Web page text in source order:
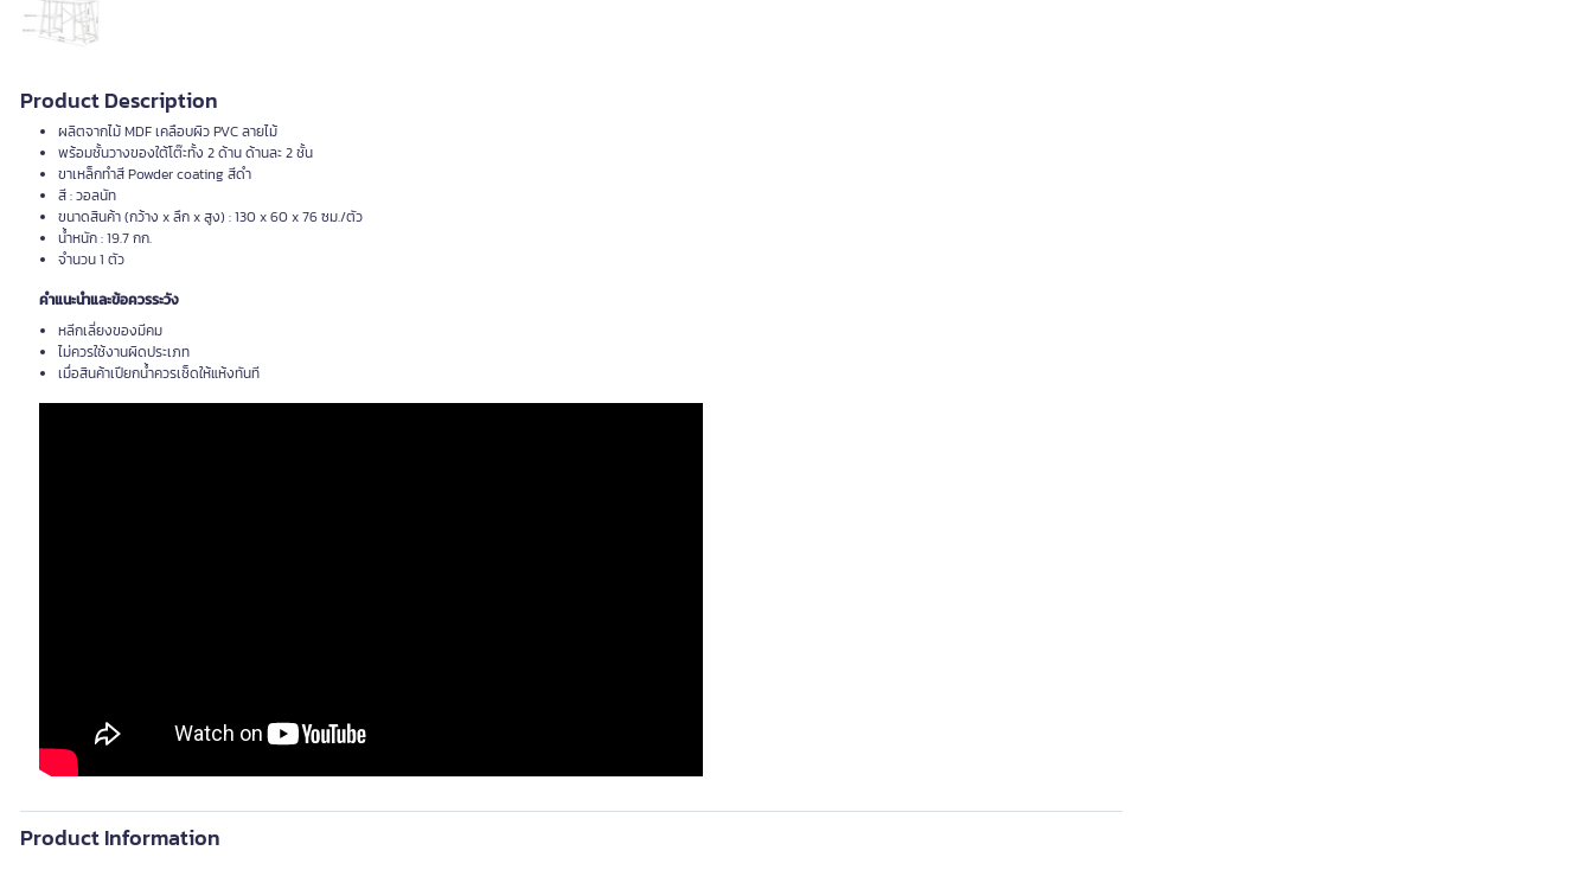
Product Description
ผลิตจากไม้ MDF เคลือบผิว PVC ลายไม้
พร้อมชั้นวางของใต้โต๊ะทั้ง 2 ด้าน ด้านละ 2 ชั้น
ขาเหล็กทำสี Powder coating สีดำ
สี : วอลนัท
ขนาดสินค้า (กว้าง x ลึก x สูง) : 130 x 60 x 76 ซม./ตัว
น้ำหนัก : 19.7 กก.
จำนวน 1 ตัว
คำแนะนำและข้อควรระวัง
หลีกเลี่ยงของมีคม
ไม่ควรใช้งานผิดประเภท
เมื่อสินค้าเปียกน้ำควรเช็ดให้แห้งทันที
Product Information